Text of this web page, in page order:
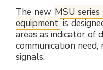
The new MSU
equipmentis
areas as indicator of
communication
signals.